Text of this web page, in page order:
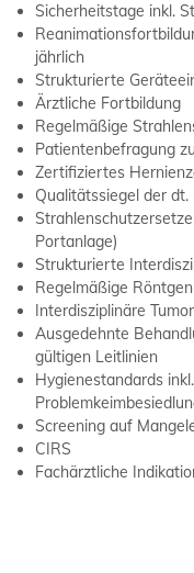
Sicherheitstage inkl.
jährlich
Strukturierte
Ärztliche Fortbildung
Regelmäßige
Patientenbefragung
Zertifiziertes
Qualitätssiegel der
Portanlage)
Strukturierte
Regelmäßige
Interdisziplinäre
Ausgedehnte
gültigen Leitlinien
Hygienestandards
Screening auf
CIRS
Fachärztliche